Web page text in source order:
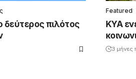
δεύτερος πιλότος
Featured
ΚΥΑ
3 μήνες